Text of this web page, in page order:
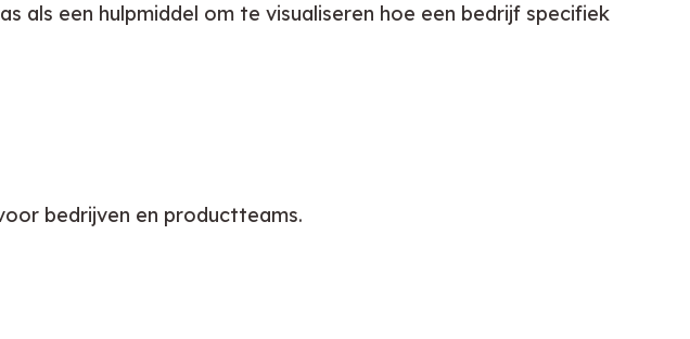
als een hulpmiddel om te visualiseren hoe een bedrijf specifiek
bedrijven en productteams.